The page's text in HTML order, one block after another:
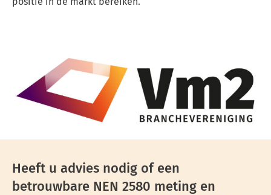
Heeft u advies nodig of een
betrouwbare NEN 2580 meting en